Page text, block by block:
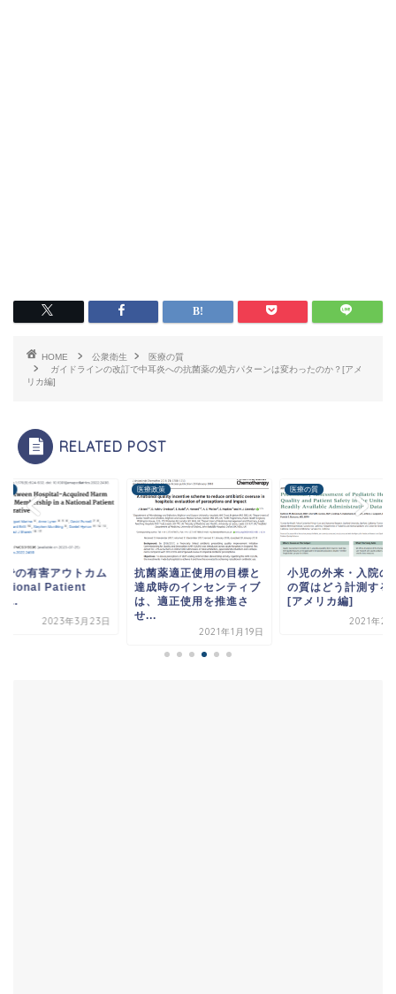
HOME 公衆衛生
医療の質
ガイドラインの改訂で中耳炎への抗菌薬の処方パターンは変わったのか？[アメ
リカ編]
RELATED POST
での有害アウトカム
Patient
2023年3月23日
医療政策
抗菌薬適正使用の目標と
達成時のインセンティブ
は、適正使用を推進さ
せ...
2021年1月19日
医療の質
小児の外来・入院の
の質はどう計測する
[アメリカ編]
2021年2